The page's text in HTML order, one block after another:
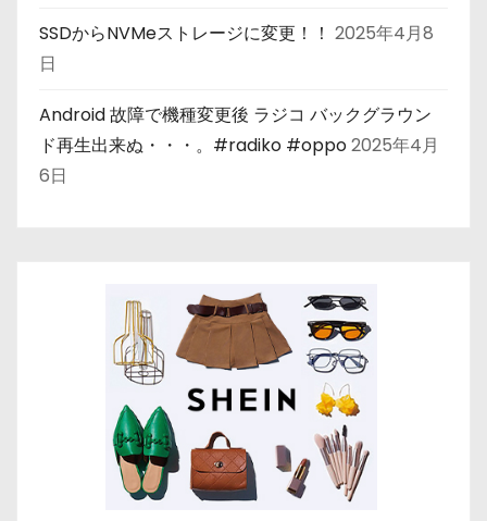
SSDからNVMeストレージに変更！！ 2025年4月8
日
Android 故障で機種変更後 ラジコ バックグラウン
ド再生出来ぬ・・・。#radiko #oppo2025年4月
6日